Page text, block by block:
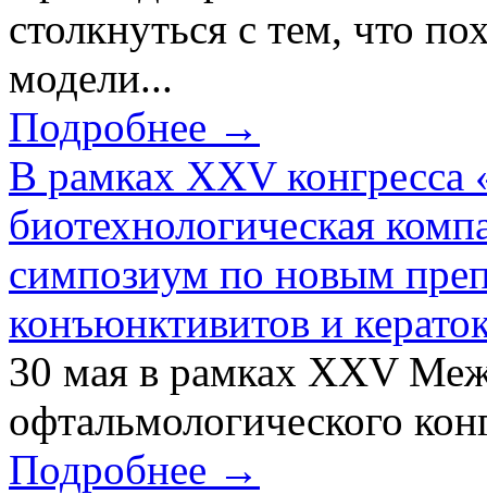
столкнуться с тем, что
модели...
Подробнее →
В рамках XXV конгресса
биотехнологическая
симпозиум по новым
конъюнктивитов и
30 мая в рамках XXV
офтальмологического
Подробнее →